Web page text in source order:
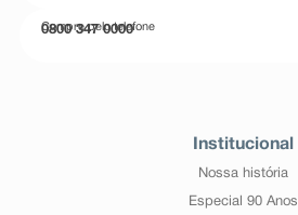
Compre pelo telefone
0800 347 0000
Institucional
Nossa história
Especial 90 Anos